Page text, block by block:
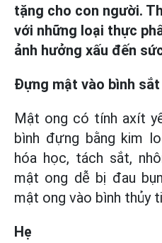
tặng cho con người.
với những loại thực
ảnh hưởng xấu đến
Đựng mật vào bình sắt
Mật ong có tính axít
bình đựng bằng kim
hóa học, tách sắt,
mật ong dễ bị đau
mật ong vào bình thủy
Hẹ